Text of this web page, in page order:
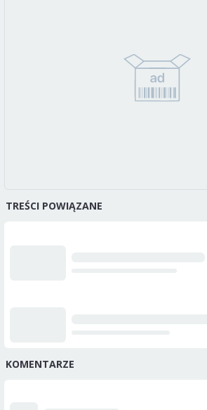
TREŚCI POWIĄZANE
KOMENTARZE